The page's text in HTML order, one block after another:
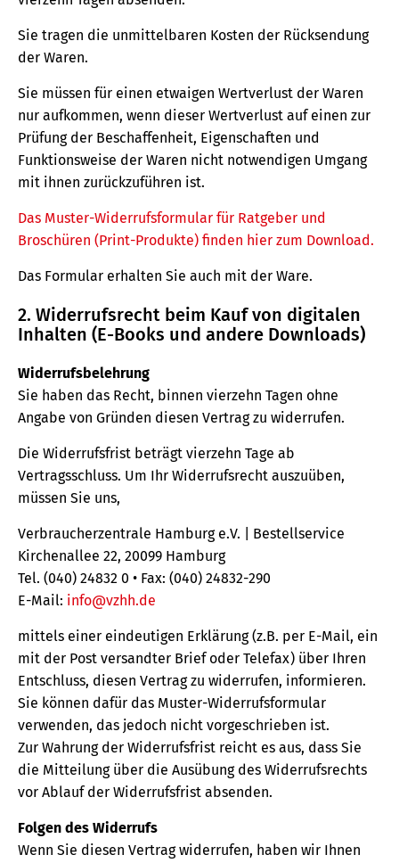
Sie tragen die unmittelbaren Kosten der Rücksendung
der Waren.
Sie müssen für einen etwaigen Wertverlust der Waren
nur aufkommen, wenn dieser Wertverlust auf einen zur
Prüfung der Beschaffenheit, Eigenschaften und
Funktionsweise der Waren nicht notwendigen Umgang
mit ihnen zurückzuführen ist.
Das Muster-Widerrufsformular für Ratgeber und
Broschüren (Print-Produkte) finden hier zum Download.
Das Formular erhalten Sie auch mit der Ware.
2. Widerrufsrecht beim Kauf von digitalen
Inhalten (E-Books und andere Downloads)
Widerrufsbelehrung
Sie haben das Recht, binnen vierzehn Tagen ohne
Angabe von Gründen diesen Vertrag zu widerrufen.
Die Widerrufsfrist beträgt vierzehn Tage ab
Vertragsschluss. Um Ihr Widerrufsrecht auszuüben,
müssen Sie uns,
Verbraucherzentrale Hamburg e.V. | Bestellservice
Kirchenallee 22, 20099 Hamburg
Tel. (040) 24832 0 • Fax: (040) 24832-290
E-Mail: info@vzhh.de
mittels einer eindeutigen Erklärung (z.B. per E-Mail, ein
mit der Post versandter Brief oder Telefax) über Ihren
Entschluss, diesen Vertrag zu widerrufen, informieren.
Sie können dafür das Muster-Widerrufsformular
verwenden, das jedoch nicht vorgeschrieben ist.
Zur Wahrung der Widerrufsfrist reicht es aus, dass Sie
die Mitteilung über die Ausübung des Widerrufsrechts
vor Ablauf der Widerrufsfrist absenden.
Folgen des Widerrufs
Wenn Sie diesen Vertrag widerrufen, haben wir Ihnen